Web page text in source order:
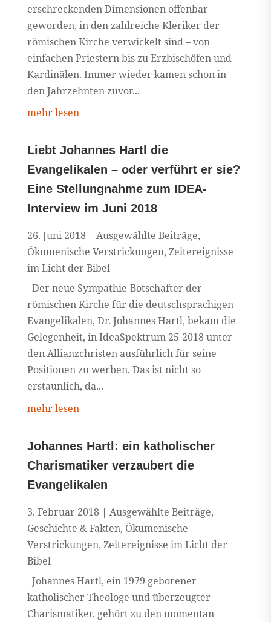
erschreckenden Dimensionen offenbar
geworden, in den zahlreiche Kleriker der
römischen Kirche verwickelt sind – von
einfachen Priestern bis zu Erzbischöfen und
Kardinälen. Immer wieder kamen schon in
den Jahrzehnten zuvor...
mehr lesen
Liebt Johannes Hartl die
Evangelikalen – oder verführt er sie?
Eine Stellungnahme zum IDEA-
Interview im Juni 2018
26. Juni 2018 | Ausgewählte Beiträge,
Ökumenische Verstrickungen, Zeitereignisse
im Licht der Bibel
Der neue Sympathie-Botschafter der
römischen Kirche für die deutschsprachigen
Evangelikalen, Dr. Johannes Hartl, bekam die
Gelegenheit, in IdeaSpektrum 25-2018 unter
den Allianzchristen ausführlich für seine
Positionen zu werben. Das ist nicht so
erstaunlich, da...
mehr lesen
Johannes Hartl: ein katholischer
Charismatiker verzaubert die
Evangelikalen
3. Februar 2018 | Ausgewählte Beiträge,
Geschichte & Fakten, Ökumenische
Verstrickungen, Zeitereignisse im Licht der
Bibel
Johannes Hartl, ein 1979 geborener
katholischer Theologe und überzeugter
Charismatiker, gehört zu den momentan